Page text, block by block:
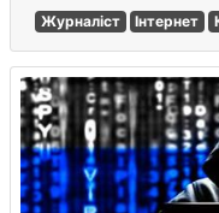
Журналіст Інтернет